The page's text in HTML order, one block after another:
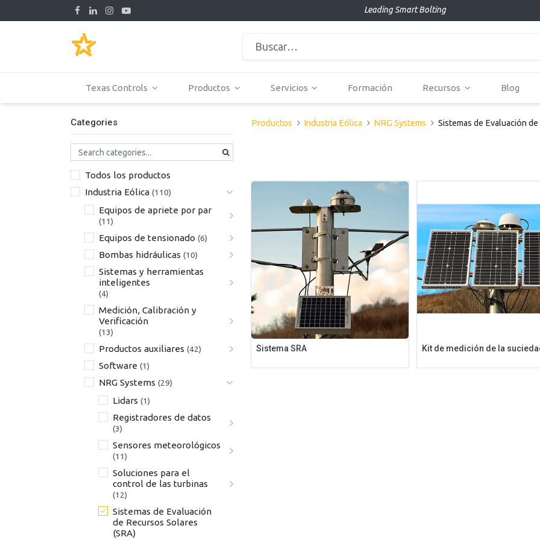
Leading Smart Bolting
Texas Controls Productos Servicios Formación Recursos Blog
Categories
Todos los productos
Industria Eólica (110)
Equipos de apriete por par
(11)
Equipos de tensionado (6)
Bombas hidráulicas (10)
Sistemas y herramientas
inteligentes
(4)
Medición, Calibración y
Verificación
(13)
Productos auxiliares (42)
Software (1)
NRG Systems (29)
Lidars (1)
Registradores de datos
(3)
Sensores meteorológicos
(11)
Soluciones para el
control de las turbinas
(12)
Sistemas de Evaluación
de Recursos Solares
(SRA)
Productos Industria Eólica NRG Systems Sistemas de Evaluación
Sistema SRA Kit de medición de la